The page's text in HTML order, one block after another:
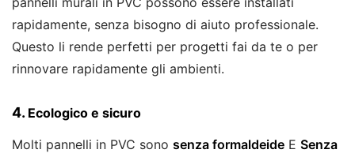
rapidamente, senza bisogno di aiuto professionale.
Questo li rende perfetti per progetti fai da te o per
rinnovare rapidamente gli ambienti.
4. Ecologico e sicuro
Molti pannelli in PVC sono senza formaldeide E Senza